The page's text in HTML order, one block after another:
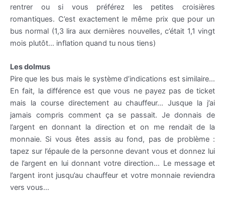
rentrer ou si vous préférez les petites croisières
romantiques. C’est exactement le même prix que pour un
bus normal (1,3 lira aux dernières nouvelles, c’était 1,1 vingt
mois plutôt… inflation quand tu nous tiens)
Lesdolmus
Pire que les bus mais le système d’indications est similaire…
En fait, la différence est que vous ne payez pas de ticket
mais la course directement au chauffeur… Jusque la j’ai
jamais compris comment ça se passait. Je donnais de
l’argent en donnant la direction et on me rendait de la
monnaie. Si vous êtes assis au fond, pas de problème :
tapez sur l’épaule de la personne devant vous et donnez lui
de l’argent en lui donnant votre direction… Le message et
l’argent iront jusqu’au chauffeur et votre monnaie reviendra
vers vous…